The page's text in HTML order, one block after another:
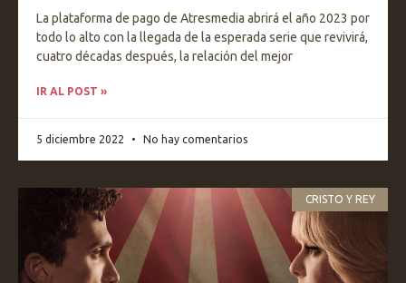
La plataforma de pago de Atresmedia abrirá el año 2023 por
todo lo alto con la llegada de la esperada serie que revivirá,
cuatro décadas después, la relación del mejor
IR AL POST »
5 diciembre 2022 No hay comentarios
CRISTO Y REY